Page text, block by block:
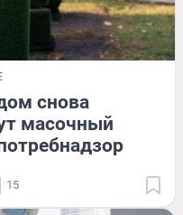
снова
масочный
15